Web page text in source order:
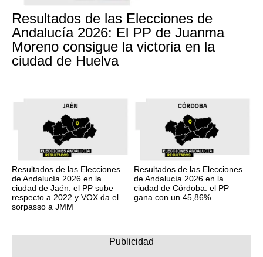
Resultados de las Elecciones de
Andalucía 2026: El PP de Juanma
Moreno consigue la victoria en la
ciudad de Huelva
Resultados de las Elecciones
de Andalucía 2026 en la
ciudad de Jaén: el PP sube
respecto a 2022 y VOX da el
sorpasso a JMM
Resultados de las Elecciones
de Andalucía 2026 en la
ciudad de Córdoba: el PP
gana con un 45,86%